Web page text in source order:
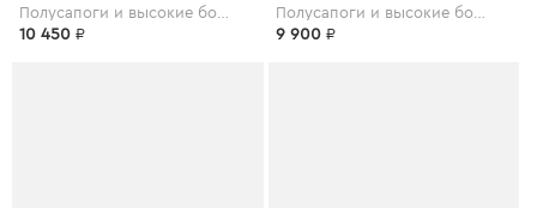
10 450 ₽
Полусапоги и высокие ботинки
9 900 ₽